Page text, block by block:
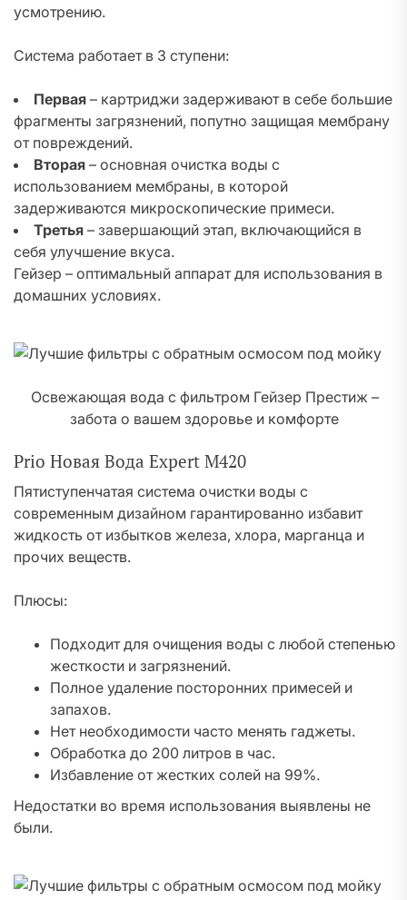
усмотрению.
Система работает в 3 ступени:
Первая – картриджи задерживают в себе большие
фрагменты загрязнений, попутно защищая мембрану
от повреждений.
Вторая – основная очистка воды с
использованием мембраны, в которой
задерживаются микроскопические примеси.
Третья – завершающий этап, включающийся в
себя улучшение вкуса.
Гейзер – оптимальный аппарат для использования в
домашних условиях.
Освежающая вода с фильтром Гейзер Престиж –
забота о вашем здоровье и комфорте
Prio Новая Вода Expert M420
Пятиступенчатая система очистки воды с
современным дизайном гарантированно избавит
жидкость от избытков железа, хлора, марганца и
прочих веществ.
Плюсы:
Подходит для очищения воды с любой степенью
жесткости и загрязнений.
Полное удаление посторонних примесей и
запахов.
Нет необходимости часто менять гаджеты.
Обработка до 200 литров в час.
Избавление от жестких солей на 99%.
Недостатки во время использования выявлены не
были.